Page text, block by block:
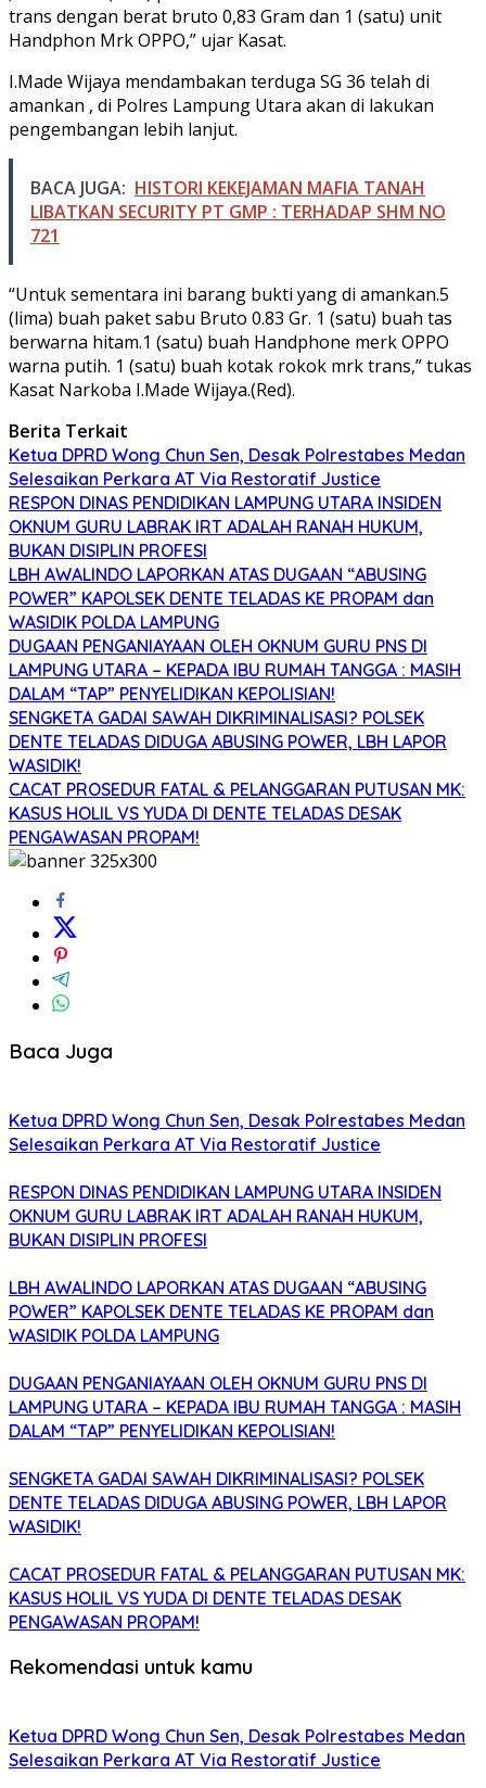
trans dengan berat bruto 0,83 Gram dan 1 (satu) unit
Handphon Mrk OPPO,” ujar Kasat.
I.Made Wijaya mendambakan terduga SG 36 telah di
amankan , di Polres Lampung Utara akan di lakukan
pengembangan lebih lanjut.
BACA JUGA: HISTORI KEKEJAMAN MAFIA TANAH
LIBATKAN SECURITY PT GMP : TERHADAP SHM NO
721
“Untuk sementara ini barang bukti yang di amankan.5
(lima) buah paket sabu Bruto 0.83 Gr. 1 (satu) buah tas
berwarna hitam.1 (satu) buah Handphone merk OPPO
warna putih. 1 (satu) buah kotak rokok mrk trans,” tukas
Kasat Narkoba I.Made Wijaya.(Red).
Berita Terkait
Ketua DPRD Wong Chun Sen, Desak Polrestabes Medan
Selesaikan Perkara AT Via Restoratif Justice
RESPON DINAS PENDIDIKAN LAMPUNG UTARA INSIDEN
OKNUM GURU LABRAK IRT ADALAH RANAH HUKUM,
BUKAN DISIPLIN PROFESI
LBH AWALINDO LAPORKAN ATAS DUGAAN “ABUSING
POWER” KAPOLSEK DENTE TELADAS KE PROPAM dan
WASIDIK POLDA LAMPUNG
DUGAAN PENGANIAYAAN OLEH OKNUM GURU PNS DI
LAMPUNG UTARA – KEPADA IBU RUMAH TANGGA : MASIH
DALAM “TAP” PENYELIDIKAN KEPOLISIAN!
SENGKETA GADAI SAWAH DIKRIMINALISASI? POLSEK
DENTE TELADAS DIDUGA ABUSING POWER, LBH LAPOR
WASIDIK!
CACAT PROSEDUR FATAL & PELANGGARAN PUTUSAN MK:
KASUS HOLIL VS YUDA DI DENTE TELADAS DESAK
PENGAWASAN PROPAM!
Baca Juga
Ketua DPRD Wong Chun Sen, Desak Polrestabes Medan
Selesaikan Perkara AT Via Restoratif Justice
RESPON DINAS PENDIDIKAN LAMPUNG UTARA INSIDEN
OKNUM GURU LABRAK IRT ADALAH RANAH HUKUM,
BUKAN DISIPLIN PROFESI
LBH AWALINDO LAPORKAN ATAS DUGAAN “ABUSING
POWER” KAPOLSEK DENTE TELADAS KE PROPAM dan
WASIDIK POLDA LAMPUNG
DUGAAN PENGANIAYAAN OLEH OKNUM GURU PNS DI
LAMPUNG UTARA – KEPADA IBU RUMAH TANGGA : MASIH
DALAM “TAP” PENYELIDIKAN KEPOLISIAN!
SENGKETA GADAI SAWAH DIKRIMINALISASI? POLSEK
DENTE TELADAS DIDUGA ABUSING POWER, LBH LAPOR
WASIDIK!
CACAT PROSEDUR FATAL & PELANGGARAN PUTUSAN MK:
KASUS HOLIL VS YUDA DI DENTE TELADAS DESAK
PENGAWASAN PROPAM!
Rekomendasi untuk kamu
Ketua DPRD Wong Chun Sen, Desak Polrestabes Medan
Selesaikan Perkara AT Via Restoratif Justice